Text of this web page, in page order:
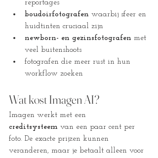
reportages
boudoirfotografen waarbij sfeer en
huidtinten cruciaal zijn
newborn- en gezinsfotografen met
veel buitenshoots
fotografen die meer rust in hun
workflow zoeken
Wat kost Imagen AI?
Imagen werkt met een
creditsysteem van een paar cent per
foto. De exacte prijzen kunnen
veranderen, maar je betaalt alleen voor